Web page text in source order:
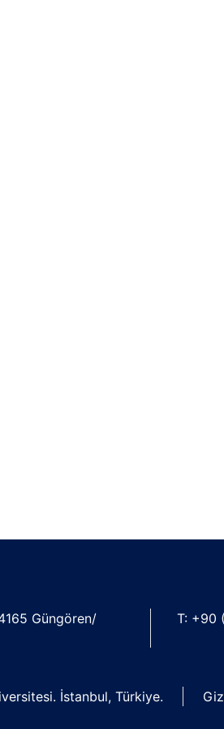
Güngören/
T: +90
İstanbul, Türkiye.